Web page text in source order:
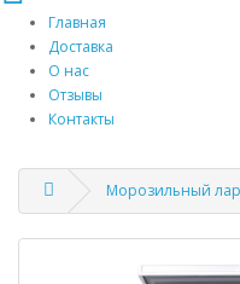
Главная
Доставка
О нас
Отзывы
Контакты
Морозильный